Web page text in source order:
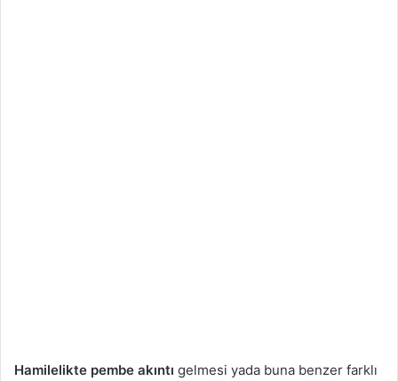
Hamilelikte pembe akıntı gelmesi yada buna benzer farklı